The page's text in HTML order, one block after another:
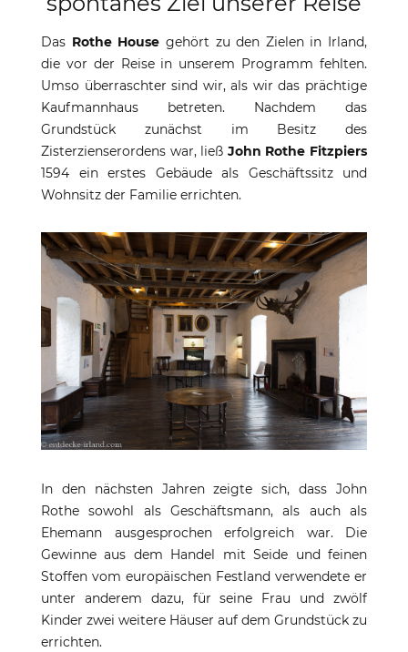
Das Rothe House gehört zu den Zielen in Irland,
die vor der Reise in unserem Programm fehlten.
Umso überraschter sind wir, als wir das prächtige
Kaufmannhaus betreten. Nachdem das
Grundstück zunächst im Besitz des
Zisterzienserordens war, ließ John Rothe Fitzpiers
1594 ein erstes Gebäude als Geschäftssitz und
Wohnsitz der Familie errichten.
In den nächsten Jahren zeigte sich, dass John
Rothe sowohl als Geschäftsmann, als auch als
Ehemann ausgesprochen erfolgreich war. Die
Gewinne aus dem Handel mit Seide und feinen
Stoffen vom europäischen Festland verwendete er
unter anderem dazu, für seine Frau und zwölf
Kinder zwei weitere Häuser auf dem Grundstück zu
errichten.